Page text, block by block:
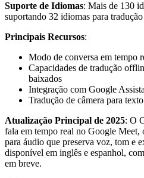
Suporte de Idiomas: Mais de 130
suportando 32 idiomas para
Principais Recursos:
Modo de conversa em tempo
Capacidades de tradução
baixados
Integração com Google
Tradução de câmera para
Atualização Principal de 2025: O
fala em tempo real no Google Meet,
para áudio que preserva voz, tom e
disponível em inglês e espanhol,
em breve.